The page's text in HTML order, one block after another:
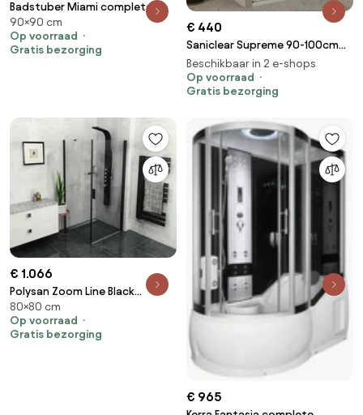
Badstuber Miami complete
douchecabine vierkant
90x90x215cm kitvrij chroom
90×90 cm
Op voorraad
Gratis bezorging
€ 440
Saniclear Supreme 90-100cm
schuif douchedeur zwart
Beschikbaar in 2 e-shops
Op voorraad
Gratis bezorging
€ 1.066
Polysan Zoom Line Black
douchecabine zwart 80x80
antikalk
80×80 cm
Op voorraad
Gratis bezorging
€ 965